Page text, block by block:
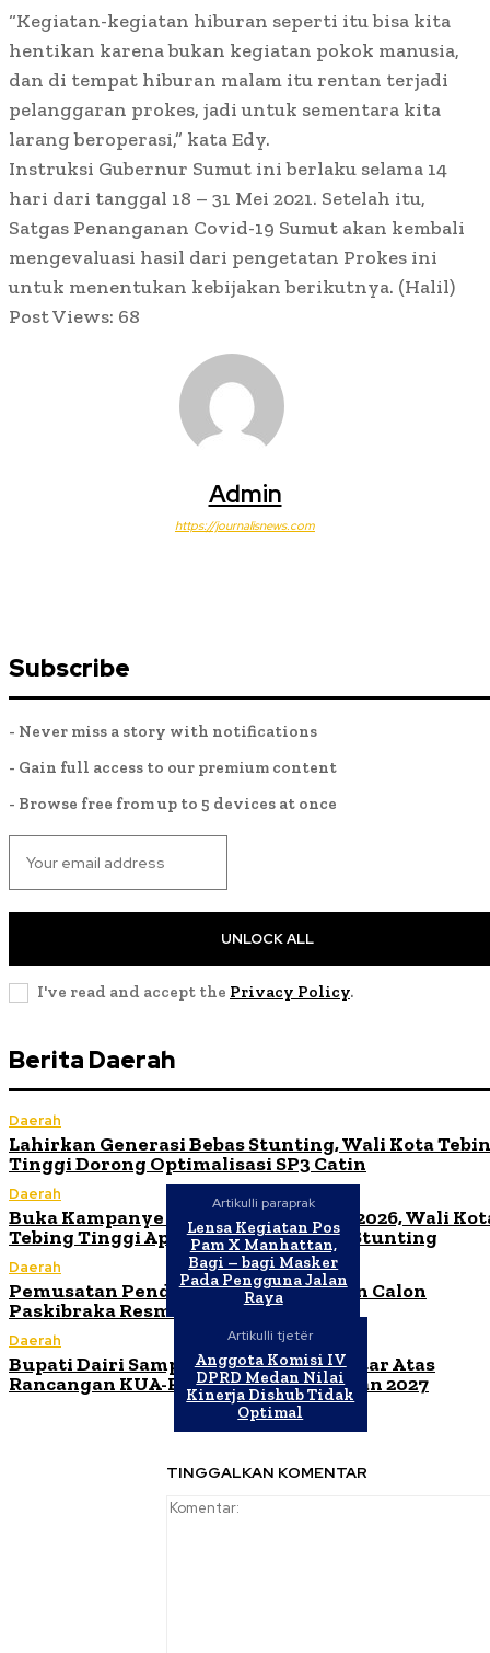
“Kegiatan-kegiatan hiburan seperti itu bisa kita
hentikan karena bukan kegiatan pokok manusia,
dan di tempat hiburan malam itu rentan terjadi
pelanggaran prokes, jadi untuk sementara kita
larang beroperasi,” kata Edy.
Instruksi Gubernur Sumut ini berlaku selama 14
hari dari tanggal 18 – 31 Mei 2021. Setelah itu,
Satgas Penanganan Covid-19 Sumut akan kembali
mengevaluasi hasil dari pengetatan Prokes ini
untuk menentukan kebijakan berikutnya. (Halil)
Post Views: 68
Admin
https://journalisnews.com
Subscribe
- Never miss a story with notifications
- Gain full access to our premium content
- Browse free from up to 5 devices at once
UNLOCK ALL
I've read and accept the Privacy Policy.
Berita Daerah
Daerah
Lahirkan Generasi Bebas Stunting, Wali Kota
Tinggi Dorong Optimalisasi SP3 Catin
Daerah
Buka Kampanye Germas Dalam ISPS 2026, Wali
Tebing Tinggi Apresiasi Penurunan Stunting
Daerah
Pemusatan Pendidikan dan Pelatihan Calon
Paskibraka Resmi Dibuka
Daerah
Bupati Dairi Sampaikan Nota Pengantar Atas
Rancangan KUA-PPAS Tahun Anggaran 2027
Artikulli paraprak
Lensa Kegiatan Pos
Pam X Manhattan,
Bagi – bagi Masker
Pada Pengguna Jalan
Raya
Artikulli tjetër
Anggota Komisi IV
DPRD Medan Nilai
Kinerja Dishub Tidak
Optimal
TINGGALKAN KOMENTAR